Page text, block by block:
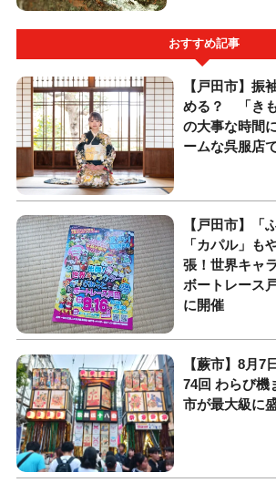
おすすめ記事
【戸田市】振
める？ 「き
の大事な時間
ームな呉服店で
【戸田市】「
「カパル」
張！世界キャ
ボートレース
に開催
【蕨市】8月7
74回 わらび機
市が最大級に